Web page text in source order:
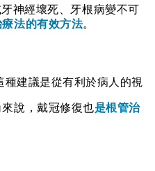
神經壞死、牙根病變不可
療法的有效方法。
種建議是從有利於病人的視
說，戴冠修復也是根管治